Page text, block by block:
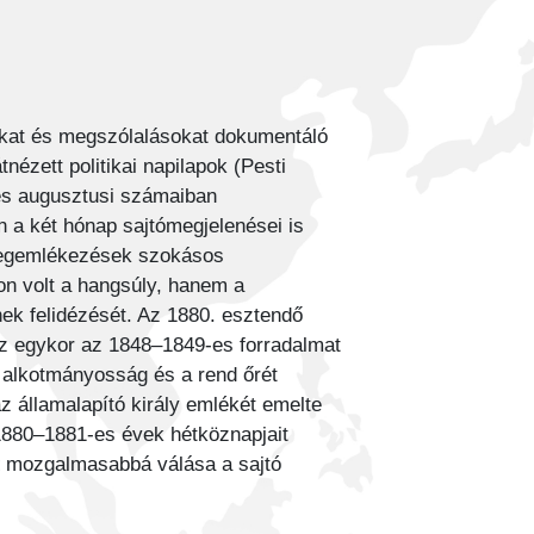
és megszólalásokat dokumentáló
politikai napilapok (Pesti
augusztusi számaiban
a két hónap sajtómegjelenései is
szokásos
volt a hangsúly, hanem a
felidézését. Az 1880. esztendő
egykor az 1848–1849-es forradalmat
és a rend őrét
államalapító király emlékét emelte
es évek hétköznapjait
válása a sajtó